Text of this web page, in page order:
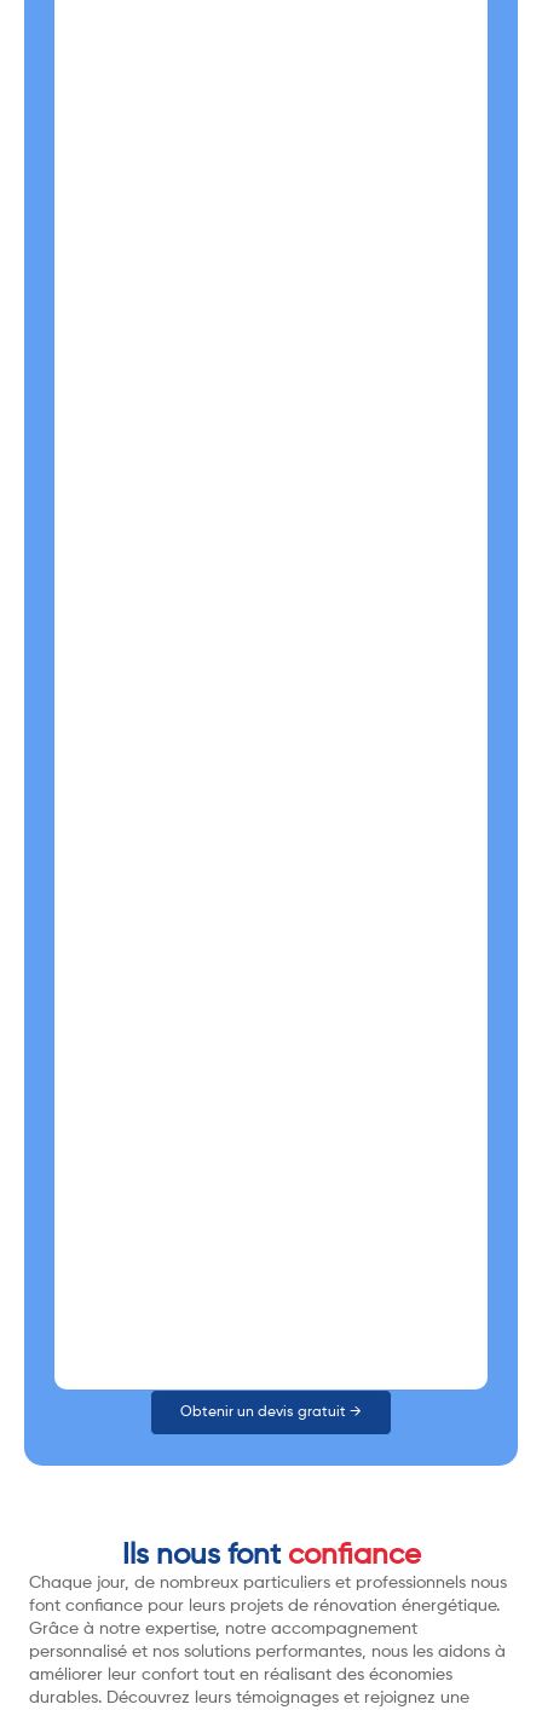
Obtenir un devis gratuit →
Ils nous font confiance
Chaque jour, de nombreux particuliers et professionnels nous
font confiance pour leurs projets de rénovation énergétique.
Grâce à notre expertise, notre accompagnement
personnalisé et nos solutions performantes, nous les aidons à
améliorer leur confort tout en réalisant des économies
durables. Découvrez leurs témoignages et rejoignez une